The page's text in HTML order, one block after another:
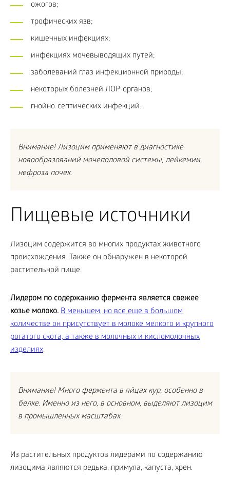
ожогов;
трофических язв;
кишечных инфекциях;
инфекциях мочевыводящих путей;
заболеваний глаз инфекционной природы;
некоторых болезней ЛОР-органов;
гнойно-септических инфекций.
Внимание! Лизоцим применяют в диагностике
новообразований мочеполовой системы, лейкемии,
нефроза почек.
Пищевые источники
Лизоцим содержится во многих продуктах животного
происхождения. Также он обнаружен в некоторой
растительной пище.
Лидером по содержанию фермента является свежее
козье молоко. В меньшем, но все еще в большом
количестве он присутствует в молоке мелкого и крупного
рогатого скота, а также в молочных и кисломолочных
изделиях.
Внимание! Много фермента в яйцах кур, особенно в
белке. Именно из него, в основном, выделяют лизоцим
в промышленных масштабах.
Из растительных продуктов лидерами по содержанию
лизоцима являются редька, примула, капуста, хрен.